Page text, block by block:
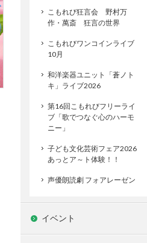
こもれび狂言会 野村万
作・萬斎 狂言の世界
こもれびワンコインライブ
10月
和洋楽器ユニット「蒼ノト
キ」ライブ2026
第16回こもれびフリーライ
ブ「歌でつなぐ心のハーモ
ニー」
子ども文化芸術フェア2026
あっとア～ト体験！！
声優朗読劇 フォアレーゼン
イベント